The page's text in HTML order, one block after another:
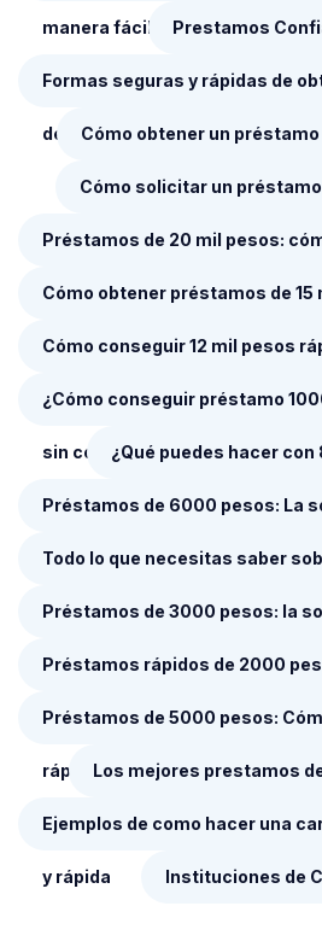
manera fácil y rápida
Prestamos
Formas seguras y rápidas de
de 35 mil pesos
Cómo obtener un
Cómo solicitar un
Préstamos de 20 mil pesos:
financiamiento rápido y seguro
Cómo obtener préstamos de 15
rápida y segura
Cómo conseguir 12 mil pesos
complicaciones
¿Cómo conseguir préstamo
sin complicaciones?
¿Qué puedes hacer con
Préstamos de 6000 pesos: La
necesidades financieras
Todo lo que necesitas saber
4000 pesos en México
Préstamos de 3000 pesos: la
confiable para tus
Préstamos rápidos de 2000
Buró
Préstamos de 5000 pesos:
rápido y sin complicaciones
Los mejores prestamos
Ejemplos de como hacer una
y rápida Instituciones de